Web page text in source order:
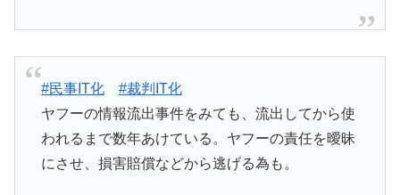
#民事IT化
#裁判IT化
ヤフーの情報流出事件をみても、流出してから使
われるまで数年あけている。ヤフーの責任を曖昧
にさせ、損害賠償などから逃げる為も。